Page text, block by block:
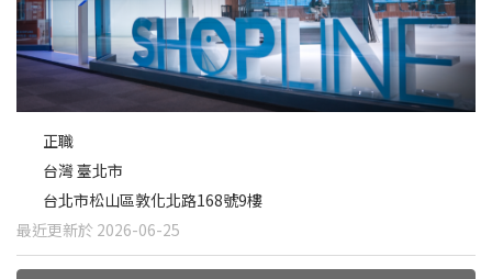
正職
台灣 臺北市
台北市松山區敦化北路168號9樓
最近更新於 2026-06-25